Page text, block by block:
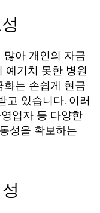
아 개인의 자금
예기치 못한 병원
는 손쉽게 현금
고 있습니다. 이러
업자 등 다양한
성을 확보하는